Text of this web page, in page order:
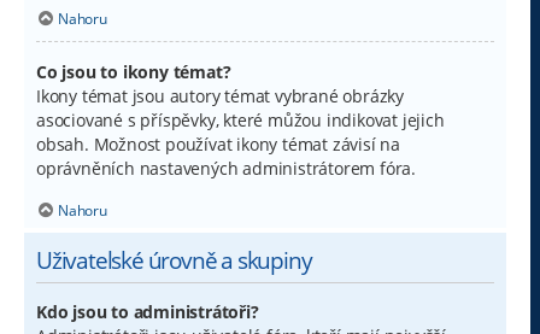
Nahoru
Co jsou to ikony témat?
Ikony témat jsou autory témat vybrané obrázky
asociované s příspěvky, které můžou indikovat jejich
obsah. Možnost používat ikony témat závisí na
oprávněních nastavených administrátorem fóra.
Nahoru
Uživatelské úrovně a skupiny
Kdo jsou to administrátoři?